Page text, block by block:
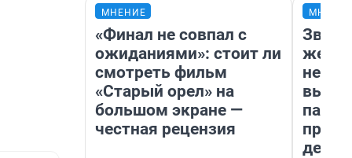
МНЕНИЕ
«Финал не совпал с
ожиданиями»: стоит ли
смотреть фильм
«Старый орел» на
большом экране —
честная рецензия
день